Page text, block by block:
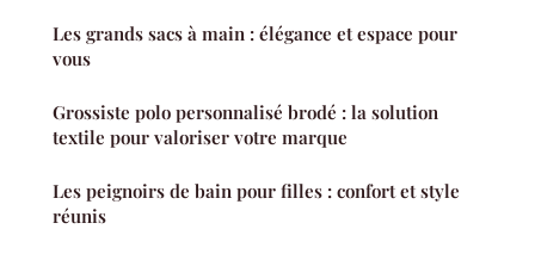
Les grands sacs à main : élégance et espace pour
vous
Grossiste polo personnalisé brodé : la solution
textile pour valoriser votre marque
Les peignoirs de bain pour filles : confort et style
réunis